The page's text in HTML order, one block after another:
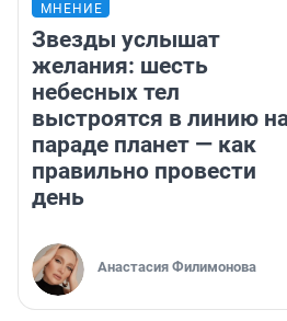
МНЕНИЕ
Звезды услышат
желания: шесть
небесных тел
выстроятся в линию
параде планет — как
правильно провести
день
Анастасия Филимонова